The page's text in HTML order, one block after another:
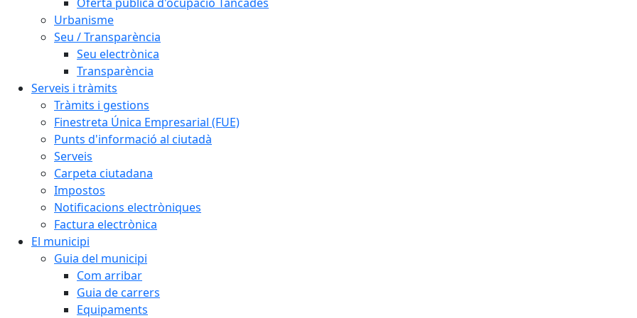
Urbanisme
Seu / Transparència
Seu electrònica
Transparència
Serveis i tràmits
Tràmits i gestions
Finestreta Única Empresarial (FUE)
Punts d'informació al ciutadà
Serveis
Carpeta ciutadana
Impostos
Notificacions electròniques
Factura electrònica
El municipi
Guia del municipi
Com arribar
Guia de carrers
Equipaments